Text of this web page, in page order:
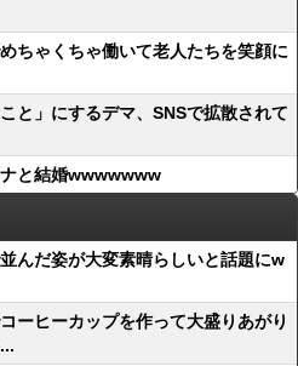
ちゃくちゃ働いて老人たちを笑顔に
と」にするデマ、SNSで拡散されて
と結婚wwwwwww
んだ姿が大変素晴らしいと話題にw
ーヒーカップを作って大盛りあがり